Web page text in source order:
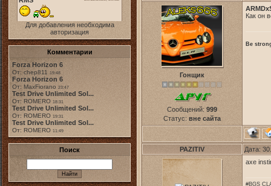
Для добавления необходима
авторизация
Комментарии
Forza Horizon 6
От: chep811 19:48
Forza Horizon 6
От: MaxFiorano 23:47
Test Drive Unlimited Sol...
От: ROMERO 18:31
Test Drive Unlimited Sol...
От: ROMERO 19:31
Test Drive Unlimited Sol...
От: ROMERO 11:49
Поиск
Гонщик
Сообщений: 999
Статус: вне сайта
Как он
Be
PAZITIV Дата:
axe
#BGS